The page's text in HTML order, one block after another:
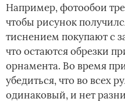
Например, фотообои
чтобы рисунок
тиснением покупают с
что остаются обрезки
орнамента. Во время
убедиться, что во всех
одинаковый, и нет